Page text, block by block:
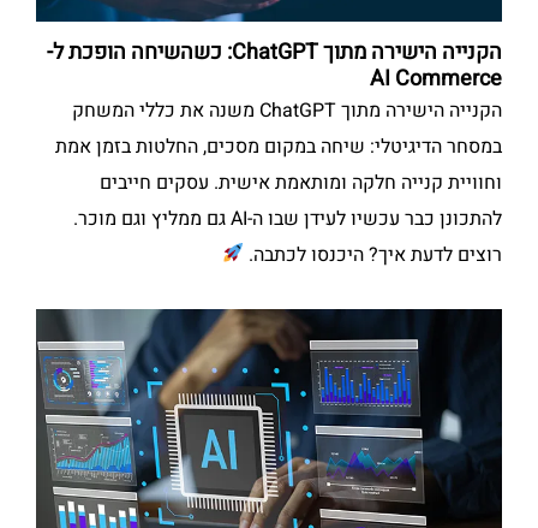
הקנייה הישירה מתוך ChatGPT: כשהשיחה הופכת ל-
AI Commerce
הקנייה הישירה מתוך ChatGPT משנה את כללי המשחק
במסחר הדיגיטלי: שיחה במקום מסכים, החלטות בזמן אמת
וחוויית קנייה חלקה ומותאמת אישית. עסקים חייבים
להתכונן כבר עכשיו לעידן שבו ה-AI גם ממליץ וגם מוכר.
רוצים לדעת איך? היכנסו לכתבה.